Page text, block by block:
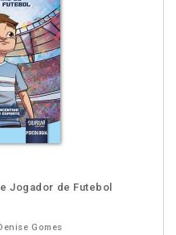
Jogador de Futebol
Gomes